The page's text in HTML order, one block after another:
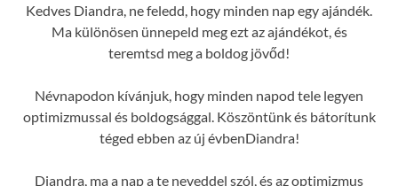
Kedves Diandra, ne feledd, hogy minden nap egy ajándék.
Ma különösen ünnepeld meg ezt az ajándékot, és
teremtsd meg a boldog jövőd!
Névnapodon kívánjuk, hogy minden napod tele legyen
optimizmussal és boldogsággal. Köszöntünk és bátorítunk
téged ebben az új évbenDiandra!
Diandra, ma a nap a te neveddel szól, és az optimizmus